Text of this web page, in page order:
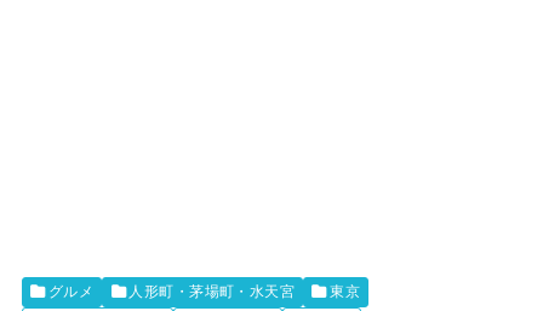
グルメ 人形町・茅場町・水天宮
東京